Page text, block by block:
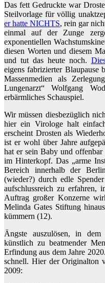
Das fett Gedruckte war
Steilvorlage für völlig
er hatte NICHTS, rein gar
einmal auf der Zunge
exponentiellen
diesen Worten und diesem
und tut das heute noch.
eigens fabrizierter Blaupause
Massenmedien als
Lungenarzt“ Wolfgang
erbärmliches Schauspiel.
Wir müssen diesbezüglich
hier ein Virologe halt
erscheint Drosten als
ist er wohl über Jahre
hat er sein Baby und offenbar
im Hinterkopf. Das „arme
Bereich innerhalb der
(wieder?) durch edle
aufschlussreich zu erfahren,
Auftrag großer Konzerne
Melinda Gates Stiftung
kümmern (12).
Ängste auszulösen, in dem
künstlich zu beatmender
Erfindung aus dem Jahre
schnell. Hier der Originalton
2009: